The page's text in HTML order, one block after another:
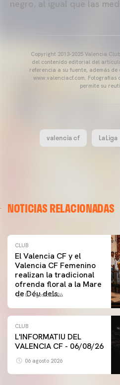
negro, al igual que las
Copyright 2013-2025 Valencia
del contenido editorial del
referencia a su fuente, además
www.valenciacf.com. Fotografías
permite su
valencia cf LaLiga
NOTICIAS RELACIONADAS
CLUB
El Valencia CF y el
Valencia CF Femenino
realizan la tradicional
ofrenda floral a la Mare
de Déu dels
07 agosto 2026
CLUB
L'INFORMATIU DEL
VALENCIA CF - 06/08/26
06 agosto 2026